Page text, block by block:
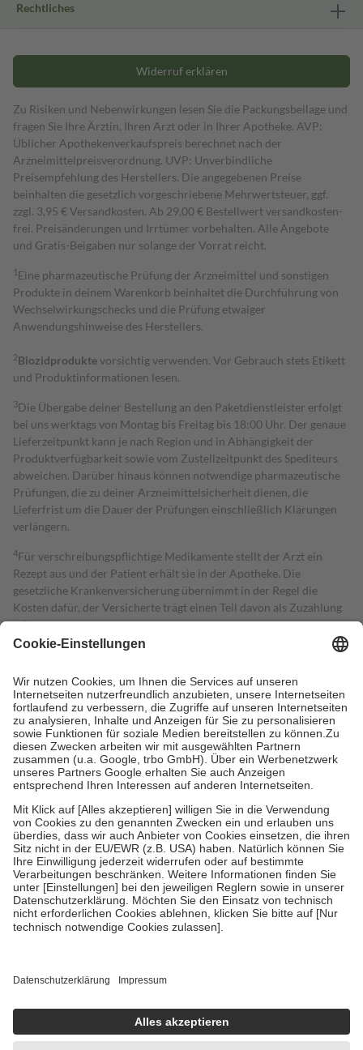
Rechtliches
Widerruf erklären
Zu Risiken und Nebenwirkungen lesen Sie die Packungsbeilage und
fragen Sie Ihre Ärztin, Ihren Arzt oder in Ihrer Apotheke. AVP:
Üblicher Apothekenverkaufspreis berechnet nach der
Arzneimittelpreisverordnung. UVP: Unverbindliche
Preisempfehlung des Herstellers. Die angegebenen Preise
beinhalten die gesetzlich vorgeschriebene Mehrwertsteuer, ggf.
zzgl. 3,95 € Versandkosten. Ab 29,00 € Bestell­wert versand­kosten­
frei. Preisänderungen und Irrtümer vorbehalten. Alle Angebote
und Gratis-Beigaben nur solange der Vorrat reicht.
1 Eine pharmazeutische Prüfung der Arzneimittel und sonstigen
Produkte in deinem Warenkorb beinhaltet die Durchführung von
Wechselwirkungschecks und die Prüfung etwaiger
Anwendungshinweise des Herstellers.
2Biozidproduktevorsichtig verwenden. Vor Gebrauch stets Etikett
und Produktinformationen lesen.
3Die Übergabe deiner Bestellung an den Paketdienstleister erfolgt
bei uns werktags von Montag bis Freitag bis 18:00 Uhr. Der genaue
Lieferzeitpunkt kann je nach Region und in Abhängigkeit der
Produktverfügbarkeit sowie vom Zustellzeitpunkt des Spediteurs
abweichen. Darüber hinaus können notwendige pharmazeutische
Prüfungen, die zu deiner Arzneimittelsicherheit dienen, die
Lieferfrist um die Dauer der Prüfungen einschließlich Klärungen
verlängern.
4Für verschreibungspflichtige Medikamente stellt der Arzt ein
Rezept aus und der Patient erhält sie in der Apotheke. Die
gesetzliche Krankenversicherung übernimmt in der Regel die
Kosten dafür, der Versicherte trägt einen Teil davon als Zuzahlung
mit.
Grundsätzlich leisten Mitglieder Zuzahlungen in Höhe von zehn
höchstens zehn Euro.
Es sind jedoch nie mehr als die tatsächlichen
Kosten der Leistung zu entrichten.
Diese Regeln gelten grundsätzlich auch für Online-Apotheken.
Bei Heilmitteln und häuslicher Krankenpflege beträgt die
Zuzahlung zehn Prozent der Kosten sowie zehn Euro je
Verordnung.
Um das Engagement der Versicherten für ihre eigene Gesundheit zu
stärken und die besondere Stellung der Familie zu unterstützen,
fallenkeine Zuzahlungenan bei:
• Kindern und Jugendlichen bis zum vollendeten 18. Lebensjahr
mit Ausnahme der Fahrkosten
• Untersuchungen zur Vorsorge und Früherkennung, die von der
GKV getragen werden
• empfohlenen Schutzimpfungen
• Harn- und Blutteststreifen
getroffen, um sicherzustellen, dass es sich um echte Bewertungen
https://help.etrusted.com/hc/de/articles/4419944605341
Einige Bilder und Inhalte wurden unter Zuhilfenahme künstlicher